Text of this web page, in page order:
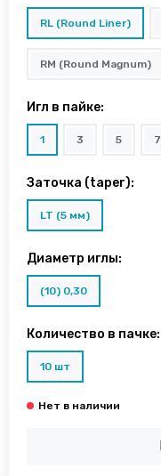
RL (Round Liner)
RM (Round Magnum)
Игл в пайке:
1 3 5 7
Заточка (taper):
LT (5 мм)
Диаметр иглы:
(10) 0,30
Количество в пачке:
10 шт